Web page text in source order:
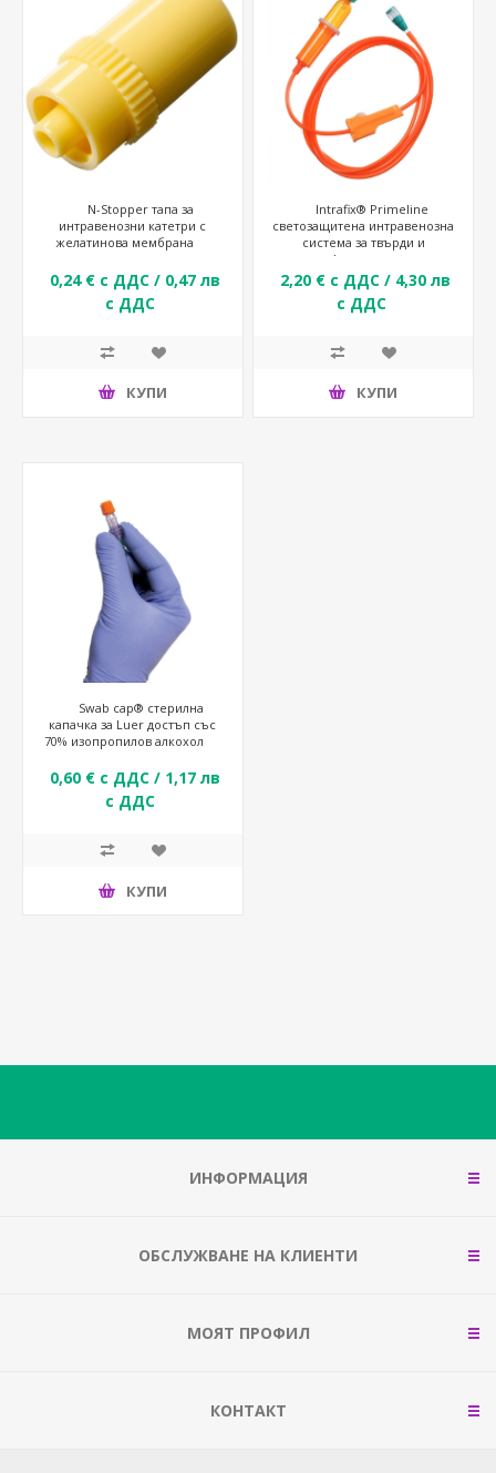
N-Stopper тапа за
интравенозни катетри с
желатинова мембрана
0,24 € с ДДС / 0,47 лв
с ДДС
КУПИ
Intrafix® Primeline
светозащитена интравенозна
система за твърди и
деформируеми
контейнери
2,20 € с ДДС / 4,30 лв
с ДДС
КУПИ
Swab cap® стерилна
капачка за Luer достъп със
70% изопропилов алкохол
0,60 € с ДДС / 1,17 лв
с ДДС
КУПИ
ИНФОРМАЦИЯ
ОБСЛУЖВАНЕ НА КЛИЕНТИ
МОЯТ ПРОФИЛ
КОНТАКТ